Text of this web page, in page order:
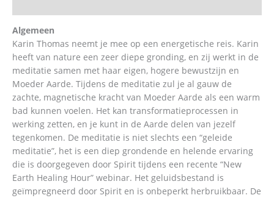
Algemeen
Karin Thomas neemt je mee op een energetische reis. Karin
heeft van nature een zeer diepe gronding, en zij werkt in de
meditatie samen met haar eigen, hogere bewustzijn en
Moeder Aarde. Tijdens de meditatie zul je al gauw de
zachte, magnetische kracht van Moeder Aarde als een warm
bad kunnen voelen. Het kan transformatieprocessen in
werking zetten, en je kunt in de Aarde delen van jezelf
tegenkomen. De meditatie is niet slechts een “geleide
meditatie”, het is een diep grondende en helende ervaring
die is doorgegeven door Spirit tijdens een recente “New
Earth Healing Hour” webinar. Het geluidsbestand is
geïmpregneerd door Spirit en is onbeperkt herbruikbaar. De